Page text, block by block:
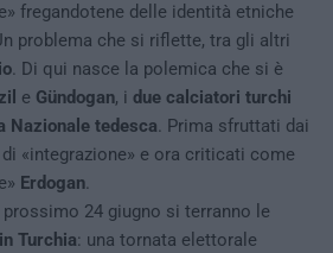
fregandotene delle identità etniche
problema che si riflette, tra gli altri
. Di qui nasce la polemica che si è
e Gündogan, i due calciatori turchi
Nazionale tedesca. Prima sfruttati dai
«integrazione» e ora criticati come
Erdogan.
24 giugno si terranno le
Turchia: una tornata elettorale